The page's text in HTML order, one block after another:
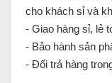
cho khách sỉ và
- Giao hàng sỉ, lẻ
- Bảo hành sản
- Đổi trả hàng